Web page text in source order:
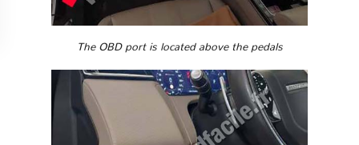
The OBD port is located above the pedals